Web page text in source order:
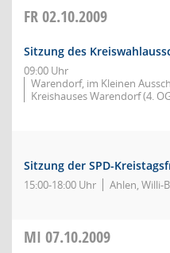
FR02.10.2009
Sitzung des
09:00 Uhr
Warendorf, im Kleinen
Kreishauses Warendorf (4.
Sitzung der SPD-
15:00-18:00 Uhr Ahlen, Willi-
MI 07.10.2009